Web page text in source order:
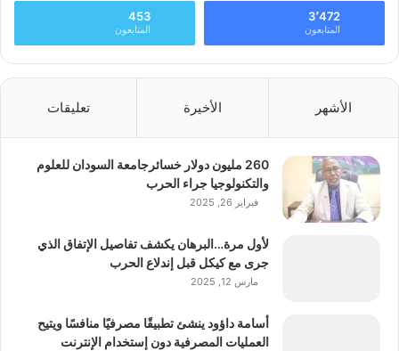
3٬472
المتابعون
453
المتابعون
الأشهر الأخيرة تعليقات
260 مليون دولار خسائرجامعة السودان للعلوم
والتكنولوجيا جراء الحرب
فبراير 26, 2025
لأول مرة…البرهان يكشف تفاصيل الإتفاق الذي
جرى مع كيكل قبل إندلاع الحرب
مارس 12, 2025
أسامة داؤود ينشئ تطبيقًا مصرفيًا منافسًا ويتيح
العمليات المصرفية دون إستخدام الإنترنت